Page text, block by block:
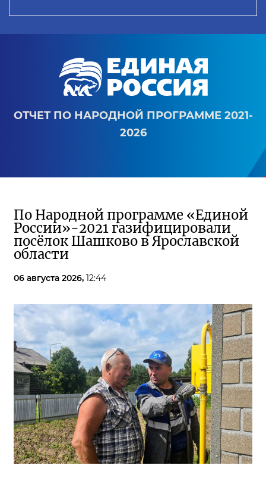
ОТЧЕТ ПО НАРОДНОЙ ПРОГРАММЕ 2021-
2026
По Народной программе «Единой
России»-2021 газифицировали
посёлок Шашково в Ярославской
области
06 августа 2026, 12:44